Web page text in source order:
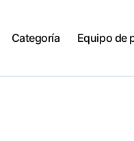
Categoría Equipo de